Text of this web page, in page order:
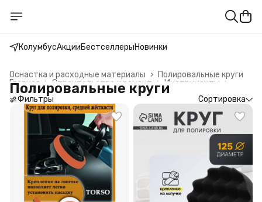
КолумбусАкцииБестселлерыНовинки
Полировальные круги
Оснастка и расходные материалы ›
Инструменты ›
Строительство и ремонт ›
Главная ›
Полировальные круги
Фильтры Сортировка